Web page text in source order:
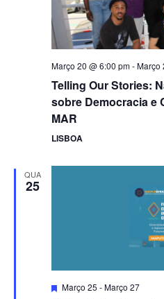
Março 20 @ 6:00 pm-Março
Telling Our Stories:
sobre Democracia e
MAR
LISBOA
QUA
25
Featured
Março 25 -Março 27